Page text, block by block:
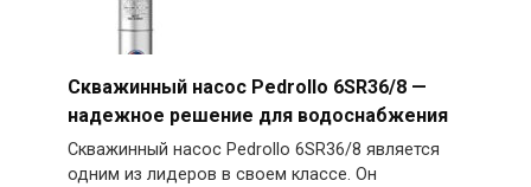
Скважинный насос Pedrollo 6SR36/8 —
надежное решение для водоснабжения
Скважинный насос Pedrollo 6SR36/8 является
одним из лидеров в своем классе. Он